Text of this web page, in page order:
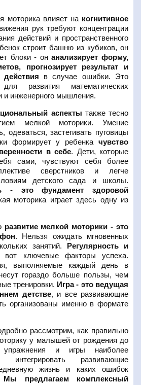
моторика влияет на когнитивное
рук требуют концентрации
действий и пространственного
строит башню из кубиков, он
блоки - онанализирует форму,
прогнозирует результат и
действия в случае ошибки. Это
развития математических
и инженерного мышления.
аспекты также тесно
мелкой моторики. Умение
одеваться, застегивать пуговицы
формирует у ребенка чувство
в себе. Дети, которые
сами, чувствуют себя более
сверстников и легче
детского сада и школы.
- это фундамент здоровой
моторика играет здесь одну из
развитие мелкой моторики - это
. Нельзя ожидать мгновенных
занятий. Регулярность и
ключевые факторы успеха.
выполняемые каждый день в
гораздо больше пользы, чем
тренировки. Игра - это ведущая
детстве, и все развивающие
организованы именно в формате
рассмотрим, как правильно
у малышей от рождения до
и игры наиболее
развивающие
жизнь и каких ошибок
Мы предлагаем комплексный